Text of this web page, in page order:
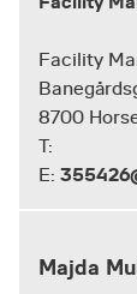
Facility
8700
T:
E:
Majda